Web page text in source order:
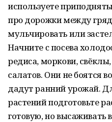
используете
про дорожки между
мульчировать или
Начните с посева
редиса, моркови,
салатов. Они не боятся
дадут ранний урожай.
растений подготовьте
готовую, но высаживать